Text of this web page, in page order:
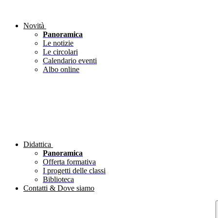
Novità
Panoramica
Le notizie
Le circolari
Calendario eventi
Albo online
Didattica
Panoramica
Offerta formativa
I progetti delle classi
Biblioteca
Contatti & Dove siamo